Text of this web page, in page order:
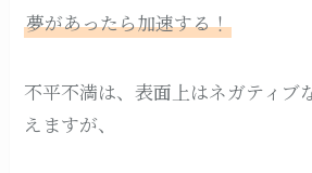
夢があったら加速する！
不平不満は、表面上はネガティブ
えますが、